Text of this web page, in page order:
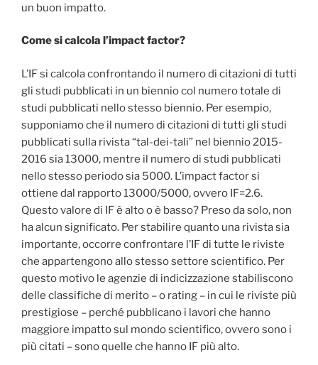
un buon impatto.
Come si calcola l’impact factor?
L’IF si calcola confrontando il numero di citazioni di tutti
gli studi pubblicati in un biennio col numero totale di
studi pubblicati nello stesso biennio. Per esempio,
supponiamo che il numero di citazioni di tutti gli studi
pubblicati sulla rivista “tal-dei-tali” nel biennio 2015-
2016 sia 13000, mentre il numero di studi pubblicati
nello stesso periodo sia 5000. L’impact factor si
ottiene dal rapporto 13000/5000, ovvero IF=2.6.
Questo valore di IF è alto o è basso? Preso da solo, non
ha alcun significato. Per stabilire quanto una rivista sia
importante, occorre confrontare l’IF di tutte le riviste
che appartengono allo stesso settore scientifico. Per
questo motivo le agenzie di indicizzazione stabiliscono
delle classifiche di merito – o rating – in cui le riviste più
prestigiose – perché pubblicano i lavori che hanno
maggiore impatto sul mondo scientifico, ovvero sono i
più citati – sono quelle che hanno IF più alto.